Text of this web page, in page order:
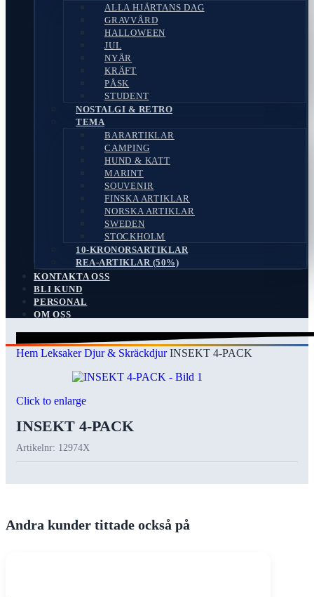
ALLA HJÄRTANS DAG
GRAVVÅRD
HALLOWEEN
JUL
NYÅR
KRÄFT
PÅSK
STUDENT
NOSTALGI & RETRO
TEMA
BARARTIKLAR
CAMPING
HUND & KATT
MARINT
SOUVENIR
FINSKA ARTIKLAR
NORSKA ARTIKLAR
SWEDEN
STOCKHOLM
10-KRONORSARTIKLAR
REA-ARTIKLAR (50%)
KONTAKTA OSS
BLI KUND
PERSONAL
OM OSS
Search
Hem LeksakerDjur & SkräckdjurINSEKT 4-PACK
Click to enlarge
INSEKT 4-PACK
Artikelnr: 12974X
Andra kunder tittade också på